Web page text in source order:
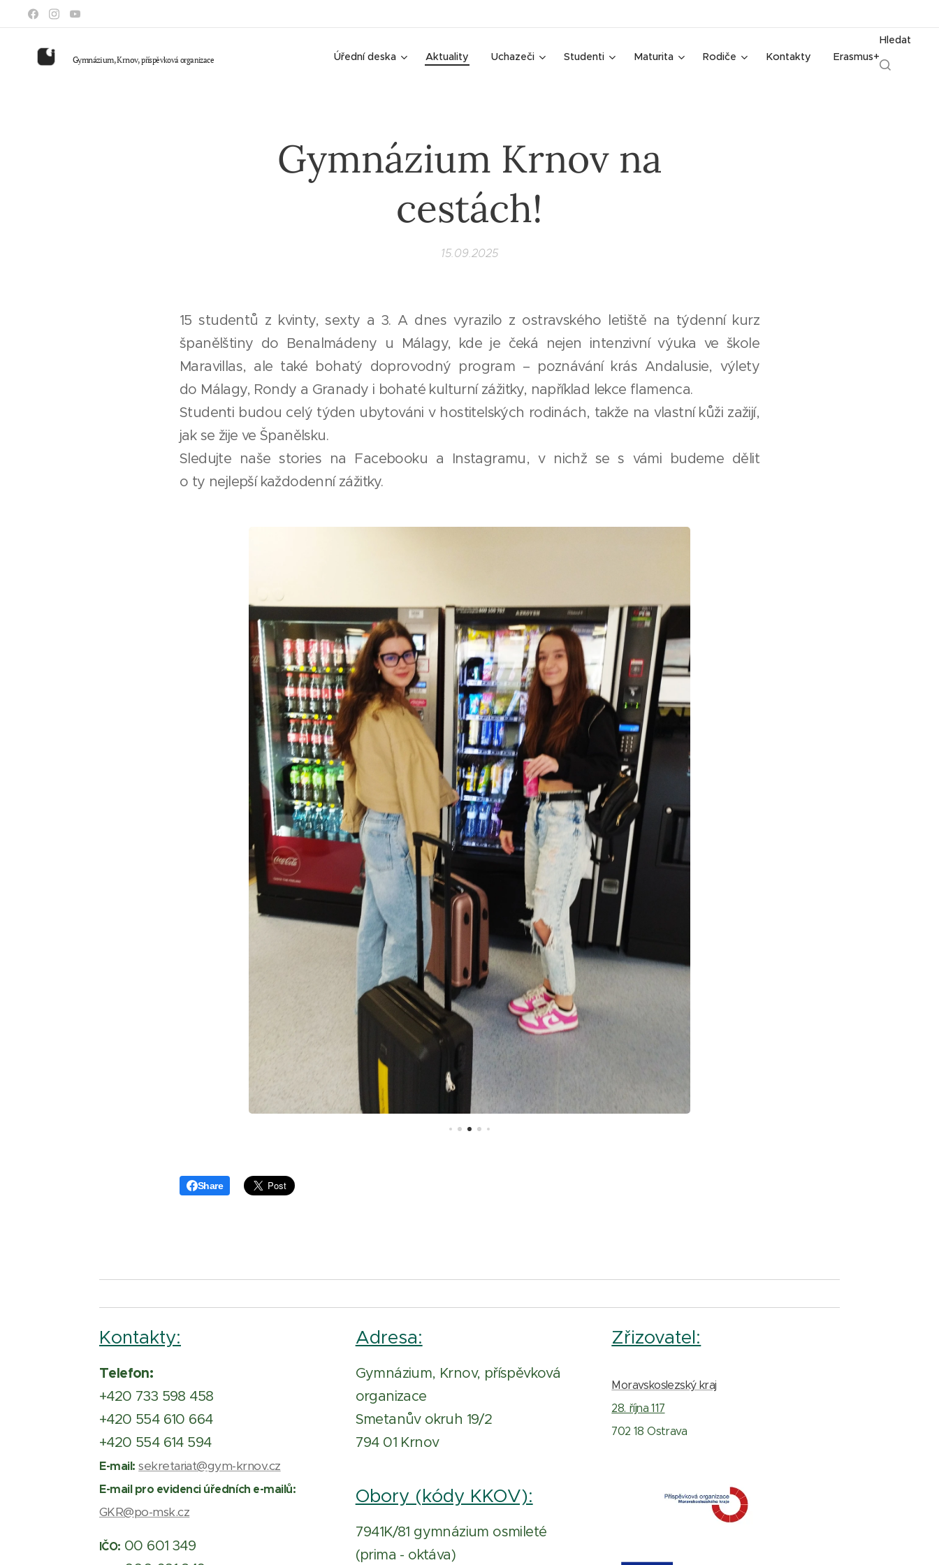
Gymnázium, Krnov,příspěvková organizace Úřední deska Aktuality Uchazeči Studenti Maturita Rodiče Kontakty Erasmus+
Hledat
Gymnázium Krnov na
cestách!
15.09.2025
15 studentů z kvinty, sexty a 3. A dnes vyrazilo z ostravského letiště na týdenní kurz
španělštiny do Benalmádeny u Málagy, kde je čeká nejen intenzivní výuka ve škole
Maravillas, ale také bohatý doprovodný program – poznávání krás Andalusie, výlety
do Málagy, Rondy a Granady i bohaté kulturní zážitky, například lekce flamenca.
Studenti budou celý týden ubytováni v hostitelských rodinách, takže na vlastní kůži zažijí,
jak se žije ve Španělsku.
Sledujte naše stories na Facebooku a Instagramu, v nichž se s vámi budeme dělit
o ty nejlepší každodenní zážitky.
Share
Kontakty:
Telefon:
+420 733 598 458
+420 554 610 664
+420 554 614 594
E-mail: sekretariat@gym-krnov.cz
E-mail pro evidenci úředních e-mailů:
GKR@po-msk.cz
IČO: 00 601 349
Adresa:
Gymnázium, Krnov, příspěvková
organizace
Smetanův okruh 19/2
794 01 Krnov
Obory (kódy KKOV):
7941K/81 gymnázium osmileté
(prima - oktáva)
Zřizovatel:
Moravskoslezský kraj
28. října 117
702 18 Ostrava